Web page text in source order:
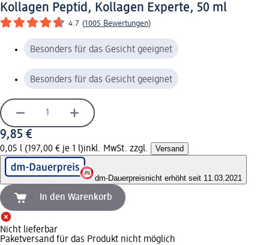
Kollagen Peptid, Kollagen Experte, 50 ml
4.7 (1005 Bewertungen)
Besonders für das Gesicht geeignet
Besonders für das Gesicht geeignet
9,85 €
0,05 l (197,00 € je 1 l)inkl. MwSt. zzgl. Versand
dm-Dauerpreisnicht erhöht seit 11.03.2021
In den Warenkorb
Nicht lieferbar
Paketversand für das Produkt nicht möglich